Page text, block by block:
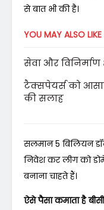
से बात भी की है।
YOU MAY ALSO LIKE
सेवा और विनिर्माण
टैक्सपेयर्स को
की सलाह
सलमान 5 बिलियन
निवेश कर लीग को
बनाना चाहते हैं।
ऐसे पैसा कमाता है